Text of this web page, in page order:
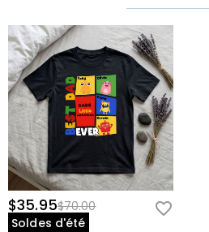
$35.95$70.00
Soldes d'été